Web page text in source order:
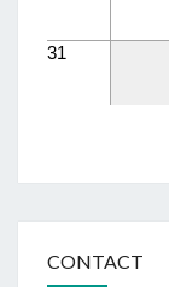
31
CONTACT